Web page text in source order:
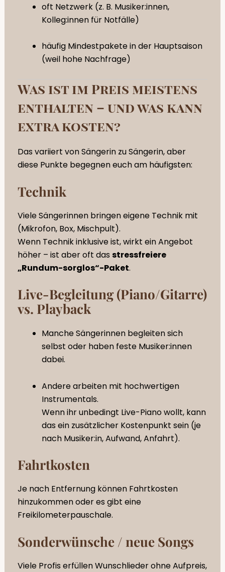
oft Netzwerk (z. B. Musiker:innen,
Kolleg:innen für Notfälle)
häufig Mindestpakete in der Hauptsaison
(weil hohe Nachfrage)
Was ist im Preis meistens
enthalten – und was kann
extra kosten?
Das variiert von Sängerin zu Sängerin, aber
diese Punkte begegnen euch am häufigsten:
Technik
Viele Sängerinnen bringen eigene Technik mit
(Mikrofon, Box, Mischpult).
Wenn Technik inklusive ist, wirkt ein Angebot
höher – ist aber oft das stressfreiere
„Rundum-sorglos“-Paket.
Live-Begleitung (Piano/Gitarre)
vs. Playback
Manche Sängerinnen begleiten sich
selbst oder haben feste Musiker:innen
dabei.
Andere arbeiten mit hochwertigen
Instrumentals.
Wenn ihr unbedingt Live-Piano wollt, kann
das ein zusätzlicher Kostenpunkt sein (je
nach Musiker:in, Aufwand, Anfahrt).
Fahrtkosten
Je nach Entfernung können Fahrtkosten
hinzukommen oder es gibt eine
Freikilometerpauschale.
Sonderwünsche / neue Songs
Viele Profis erfüllen Wunschlieder ohne Aufpreis,